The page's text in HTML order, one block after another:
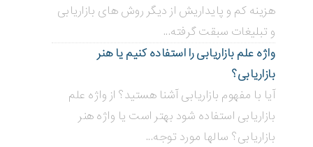
هزینه کم و پایداریش از دیگر روش های بازاریابی
و تبلیغات سبقت گرفته...
واژه علم بازاریابی را استفاده کنیم یا هنر
بازاریابی؟
آیا با مفهوم بازاریابی آشنا هستید؟ از واژه علم
بازاریابی استفاده شود بهتر است یا واژه هنر
بازاریابی؟ سالها مورد توجه...